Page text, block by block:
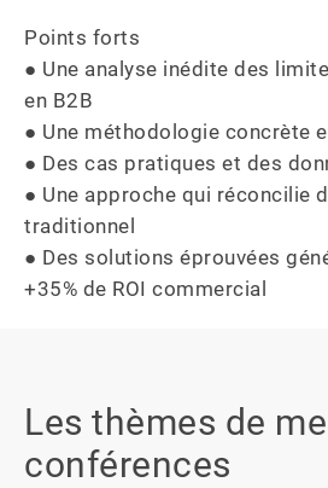
Points forts
● Une analyse inédite des
en B2B
● Une méthodologie concrète
● Des cas pratiques et des
● Une approche qui réconcilie
traditionnel
● Des solutions éprouvées
+35% de ROI commercial
Les thèmes de
conférences